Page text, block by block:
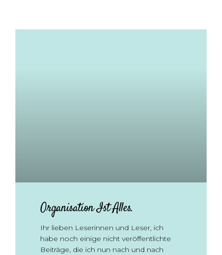
Organisation Ist Alles.
Ihr lieben Leserinnen und Leser, ich
habe noch einige nicht veröffentlichte
Beiträge, die ich nun nach und nach